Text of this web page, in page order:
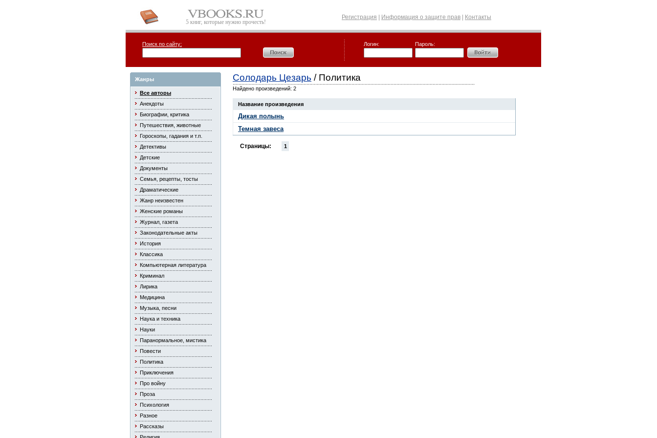
5 книг, которые нужно прочесть!
Регистрация Информация о защите прав Контакты
Поиск по сайту: Логин: Пароль:
Жанры
Все авторы
Анекдоты
Биографии, критика
Путешествия, животные
Гороскопы, гадания и т.п.
Детективы
Детские
Документы
Семья, рецепты, тосты
Драматические
Жанр неизвестен
Женские романы
Журнал, газета
Законодательные акты
История
Классика
Компьютерная литература
Криминал
Лирика
Медицина
Музыка, песни
Наука и техника
Науки
Паранормальное, мистика
Повести
Политика
Приключения
Про войну
Проза
Психология
Разное
Рассказы
Солодарь Цезарь / Политика
Найдено произведений: 2
Название произведения
Дикая полынь
Темная завеса
Страницы: 1